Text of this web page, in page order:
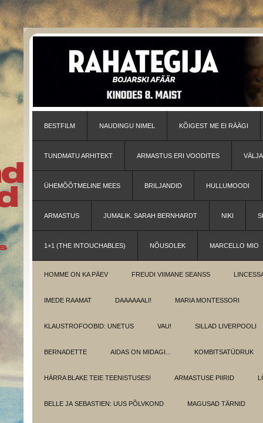
BESTFILM NAUDINGU NIMEL KÕIGEST ME EI RÄÄGI
TUNDMATU ARHITEKT ARMASTUS ERI VOODITES
ÜHEMÕÕTMELINE MEES BRILJANDID HULLUMOODI
ARMASTUS JUMALIK. SARAH BERNHARDT NIKI
1+1 (THE INTOUCHABLES) NÕUSOLEK MARCELLO MIO
HOMME ON KA PÄEV FREUDI VIIMANE SEANSS
IMEDE RAAMAT DAAAAAALI! MARIA MONTESSORI
KLAUSTROFOOBID: UNETUS VAU! SILLAD LIVERPOOLI
BERNADETTE AIDAS ON MIDAGI... KOMBITSATÜDRUK
HÄRRA BLAKE TEIE TEENISTUSES! ARMASTUSE PIIRID
BELLE JA SEBASTIEN: UUS PÕLVKOND MAGUSAD TÄRNID